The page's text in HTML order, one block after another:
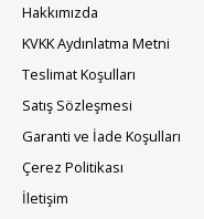
Hakkımızda
KVKK Aydınlatma Metni
Teslimat Koşulları
Satış Sözleşmesi
Garanti ve İade Koşulları
Çerez Politikası
İletişim